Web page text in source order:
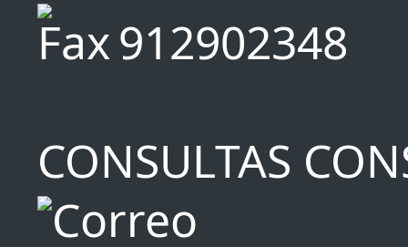
912902348
CONSULTAS